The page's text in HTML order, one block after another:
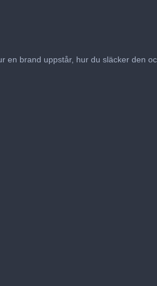
brand uppstår, hur du släcker den